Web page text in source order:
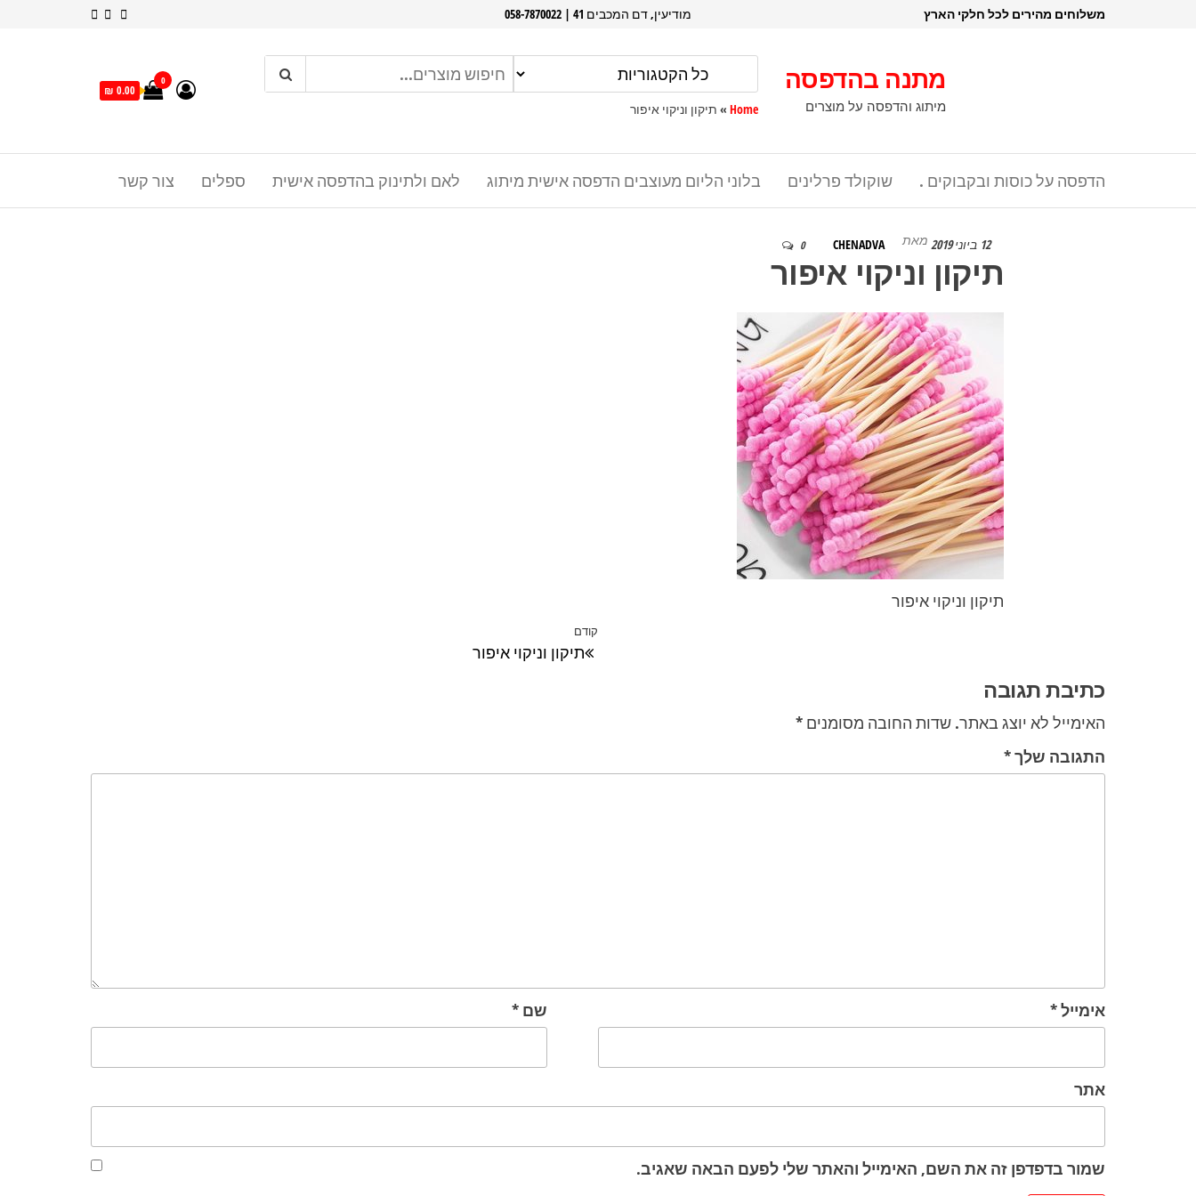
משלוחים מהירים לכל חלקי הארץ מודיעין, דם המכבים 41 | 058-7870022
מתנה בהדפסה
מיתוג והדפסה על מוצרים Home
» תיקון וניקוי איפור
0
0.00 ₪
צור קשר ספלים לאם ולתינוק בהדפסה אישית בלוני הליום מעוצבים הדפסה אישית מיתוג שוקולד פרלינים הדפסה על כוסות ובקבוקים .
12 ביוני 2019 מאת CHENADVA
0
תיקון וניקוי איפור
תיקון וניקוי איפור
הפוסט
הקודם
קודם
תיקון וניקוי איפור
כתיבת תגובה
האימייל לא יוצג באתר. שדות החובה מסומנים *
התגובה שלך*
שם * אימייל*
אתר
שמור בדפדפן זה את השם, האימייל והאתר שלי לפעם הבאה שאגיב.